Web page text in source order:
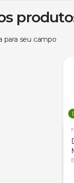
para seu campo